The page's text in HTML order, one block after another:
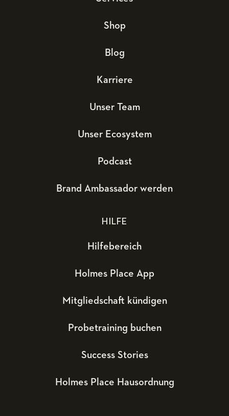
Shop
Blog
Karriere
Unser Team
Unser Ecosystem
Podcast
Brand Ambassador werden
HILFE
Hilfebereich
Holmes Place App
Mitgliedschaft kündigen
Probetraining buchen
Success Stories
Holmes Place Hausordnung